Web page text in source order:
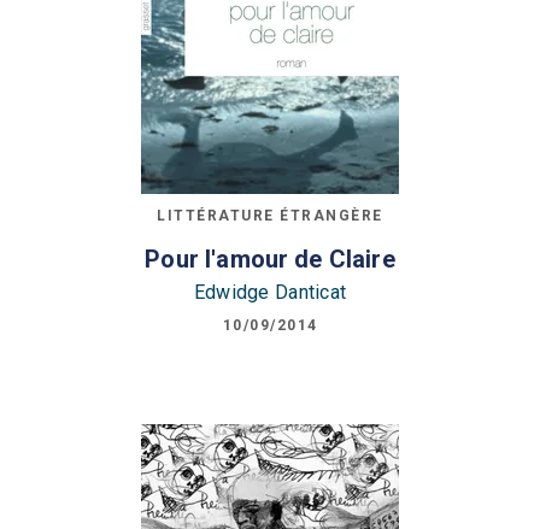
LITTÉRATURE ÉTRANGÈRE
Pour l'amour de Claire
Edwidge Danticat
10/09/2014